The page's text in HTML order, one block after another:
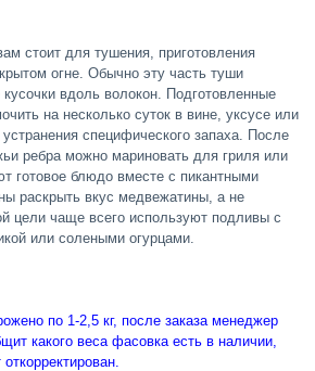
стоит для тушения, приготовления
огне. Обычно эту часть туши
вдоль волокон. Подготовленные
на несколько суток в вине, уксусе или
специфического запаха. После
ребра можно мариновать для гриля или
готовое блюдо вместе с пикантными
раскрыть вкус медвежатины, а не
цели чаще всего используют подливы с
или солеными огурцами.
по 1-2,5 кг, после заказа менеджер
какого веса фасовка есть в наличии,